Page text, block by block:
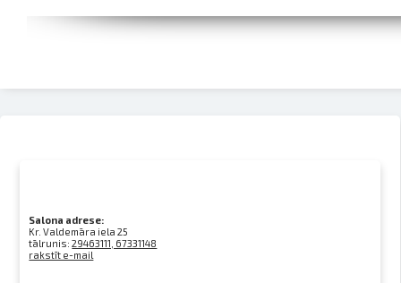
Salona adrese:
Kr. Valdemāra iela 25
tālrunis:29463111, 67331148
rakstīt e-mail